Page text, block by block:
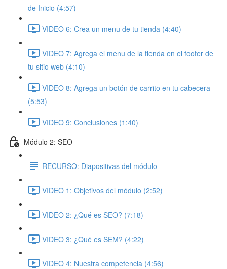
de Inicio (4:57)
VIDEO 6: Crea un menu de tu tienda (4:40)
VIDEO 7: Agrega el menu de la tienda en el footer de
tu sitio web (4:10)
VIDEO 8: Agrega un botón de carrito en tu cabecera
(5:53)
VIDEO 9: Conclusiones (1:40)
Módulo 2: SEO
RECURSO: Diapositivas del módulo
VIDEO 1: Objetivos del módulo (2:52)
VIDEO 2: ¿Qué es SEO? (7:18)
VIDEO 3: ¿Qué es SEM? (4:22)
VIDEO 4: Nuestra competencia (4:56)